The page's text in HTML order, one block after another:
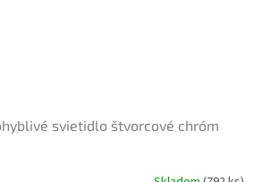
svietidlo štvorcové chróm